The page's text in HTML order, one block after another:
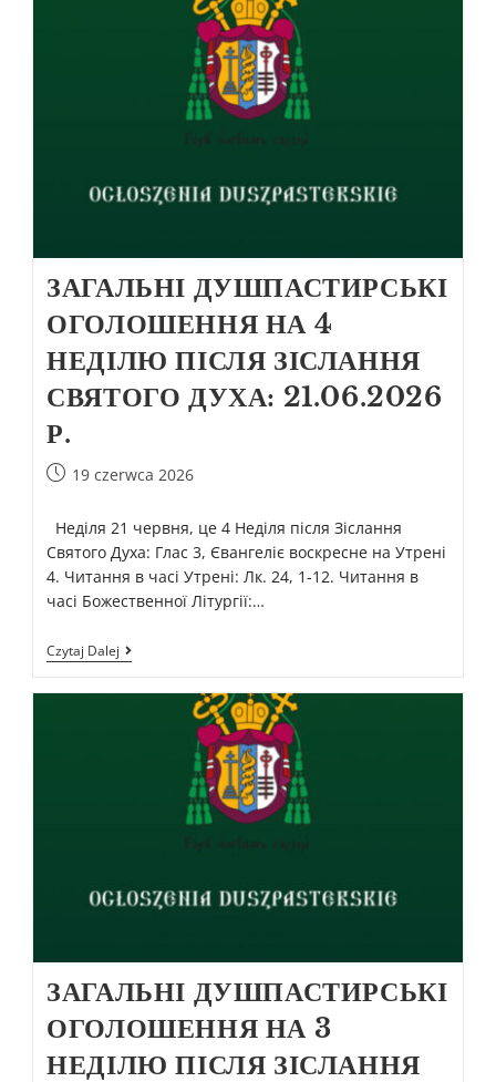
ЗАГАЛЬНІ ДУШПАСТИРСЬКІ
ОГОЛОШЕННЯ НА 4
НЕДІЛЮ ПІСЛЯ ЗІСЛАННЯ
СВЯТОГО ДУХА: 21.06.2026
Р.
19 czerwca 2026
Неділя 21 червня, це 4 Неділя після Зіслання
Святого Духа: Глас 3, Євангеліє воскресне на Утрені
4. Читання в часі Утрені: Лк. 24, 1-12. Читання в
часі Божественної Літургії:…
Czytaj Dalej
ЗАГАЛЬНІ ДУШПАСТИРСЬКІ
ОГОЛОШЕННЯ НА 3
НЕДІЛЮ ПІСЛЯ ЗІСЛАННЯ